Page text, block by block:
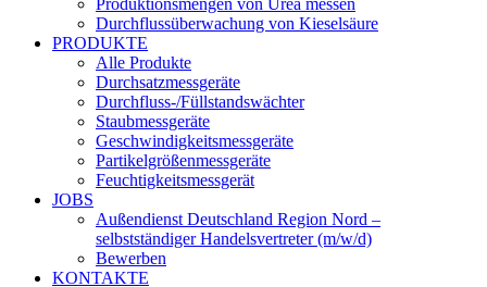
Produktionsmengen von Urea messen
Durchflussüberwachung von Kieselsäure
PRODUKTE
Alle Produkte
Durchsatzmessgeräte
Durchfluss-/Füllstandswächter
Staubmessgeräte
Geschwindigkeitsmessgeräte
Partikelgrößenmessgeräte
Feuchtigkeitsmessgerät
JOBS
Außendienst Deutschland Region Nord –
selbstständiger Handelsvertreter (m/w/d)
Bewerben
KONTAKTE